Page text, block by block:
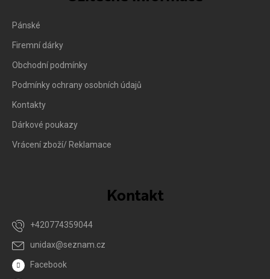
Pánské
Firemní dárky
Obchodní podmínky
Podmínky ochrany osobních údajů
Kontakty
Dárkové poukazy
Vrácení zboží/ Reklamace
Kontakt
unidax@seznam.cz
+420774359044
Facebook